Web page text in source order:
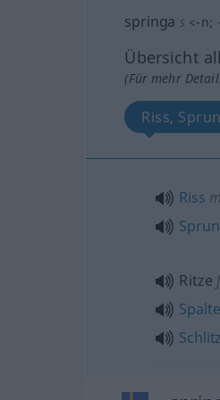
springa s <-n;
Übersicht
(Für mehr
Riss,
Riss m
Ritze
Spalte
Schlitz